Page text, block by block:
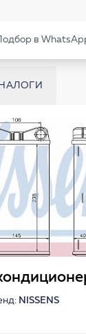
Подбор в
NISSENS